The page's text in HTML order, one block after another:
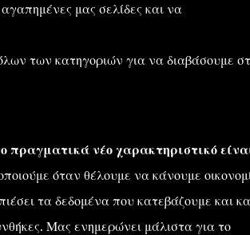
μας σελίδες και να
των κατηγοριών για να διαβάσουμε
πραγματικά νέο χαρακτηριστικό
όταν θέλουμε να κάνουμε
τα δεδομένα που κατεβάζουμε και
Μας ενημερώνει μάλιστα για το